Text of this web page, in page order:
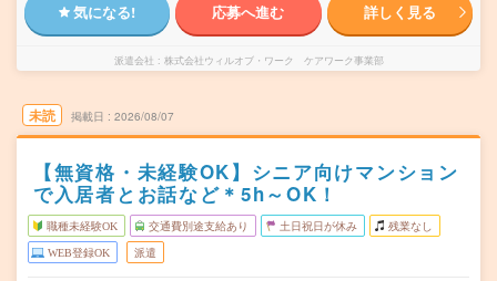
気になる! 応募へ進む 詳しく見る
派遣会社 株式会社ウィルオブ・ワーク ケアワーク事業部
未読 掲載日 2026/08/07
【無資格・未経験OK】シニア向けマンション
で入居者とお話など＊5h～OK！
職種未経験OK 交通費別途支給あり 土日祝日が休み 残業なし
WEB登録OK 派遣